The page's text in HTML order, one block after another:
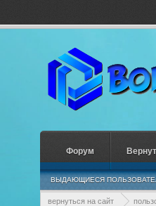
вернуться на сайт
Форум
ВЫДАЮЩИЕСЯ